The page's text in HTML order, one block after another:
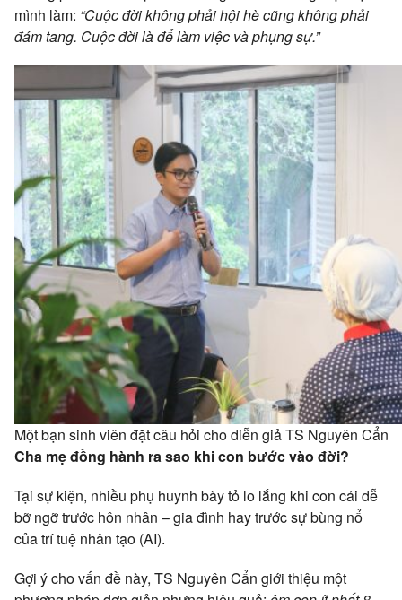
mình làm: “Cuộc đời không phải hội hè cũng không phải
đám tang. Cuộc đời là để làm việc và phụng sự.”
Một bạn sinh viên đặt câu hỏi cho diễn giả TS Nguyên Cẩn
Cha mẹ đồng hành ra sao khi con bước vào đời?
Tại sự kiện, nhiều phụ huynh bày tỏ lo lắng khi con cái dễ
bỡ ngỡ trước hôn nhân – gia đình hay trước sự bùng nổ
của trí tuệ nhân tạo (AI).
Gợi ý cho vấn đề này, TS Nguyên Cẩn giới thiệu một